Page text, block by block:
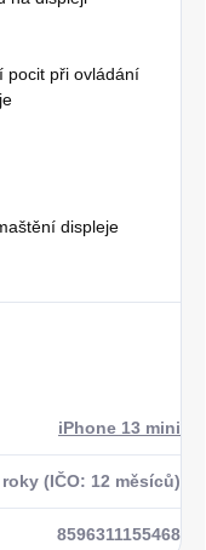
pocit při ovládání
displeje
iPhone 13 mini
(IČO: 12 měsíců)
8596311155468